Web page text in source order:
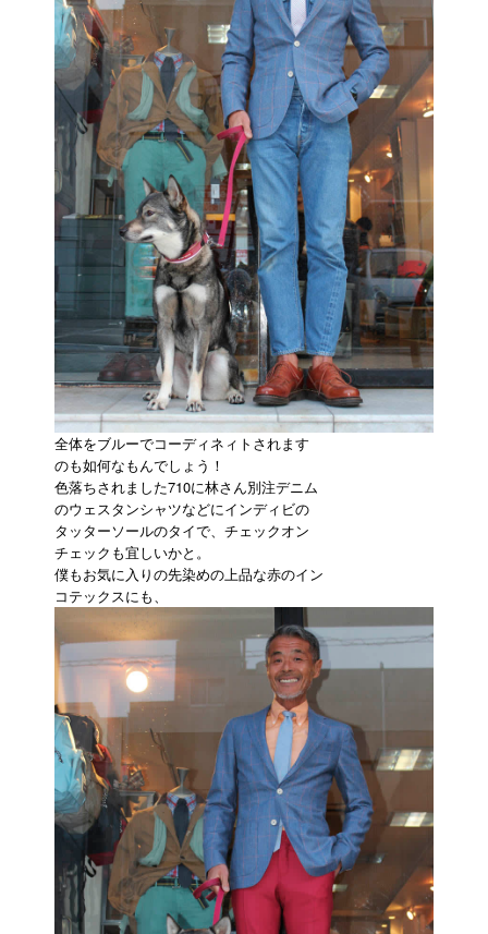
全体をブルーでコーディネィトされます
のも如何なもんでしょう！
色落ちされました710に林さん別注デニム
のウェスタンシャツなどにインディビの
タッターソールのタイで、チェックオン
チェックも宜しいかと。
僕もお気に入りの先染めの上品な赤のイン
コテックスにも、